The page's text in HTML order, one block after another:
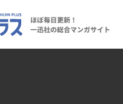
ほぼ毎日更新！
一迅社の総合マンガサイト